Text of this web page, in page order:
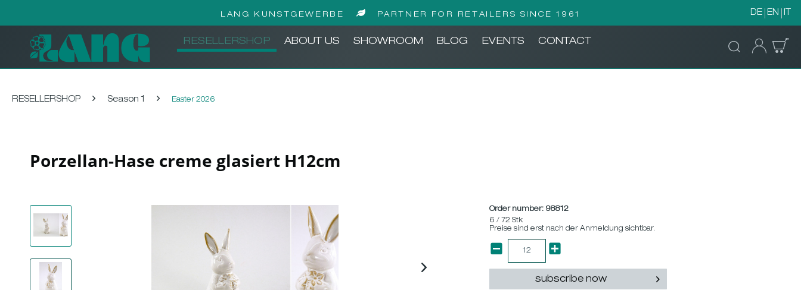
LANG KUNSTGEWERBE PARTNER FOR RETAILERS SINCE 1961 DE EN IT
RESELLERSHOP ABOUT US SHOWROOM BLOG EVENTS CONTACT
RESELLERSHOP Season 1 Easter 2026
Porzellan-Hase creme glasiert H12cm
Order number: 98812
6 / 72 Stk
Preise sind erst nach der Anmeldung sichtbar.
subscribe now